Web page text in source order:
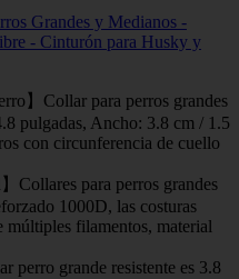
Grandes y Medianos -
- Cinturón para Husky y
】Collar para perros grandes
pulgadas, Ancho: 3.8 cm / 1.5
con circunferencia de cuello
Collares para perros grandes
1000D, las costuras
múltiples filamentos, material
perro grande resistente es 3.8